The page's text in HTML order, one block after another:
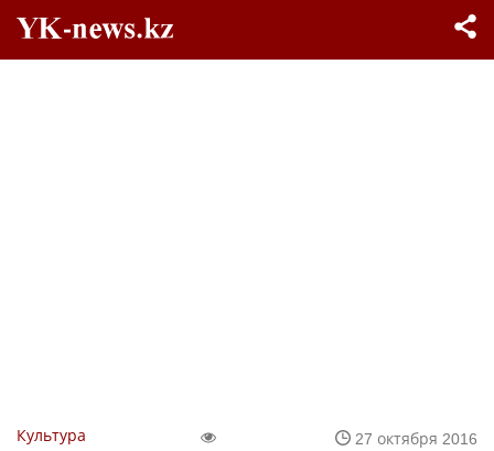
Культура
27 октября 2016